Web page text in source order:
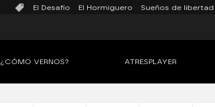
El Desafío El Hormiguero Sueños de libertad
¿CÓMO VERNOS? ATRESPLAYER